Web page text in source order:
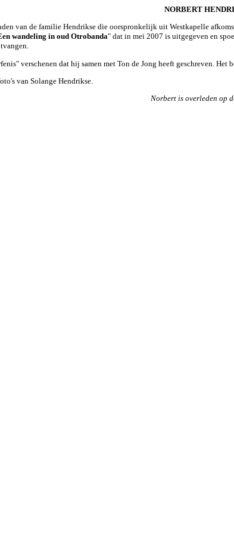
NORBERT
van de familie Hendrikse die oorspronkelijk uit Westkapelle
wandeling in oud Otrobanda" dat in mei 2007 is uitgegeven en
verschenen dat hij samen met Ton de Jong heeft geschreven.
van Solange Hendrikse.
Norbert is overleden op